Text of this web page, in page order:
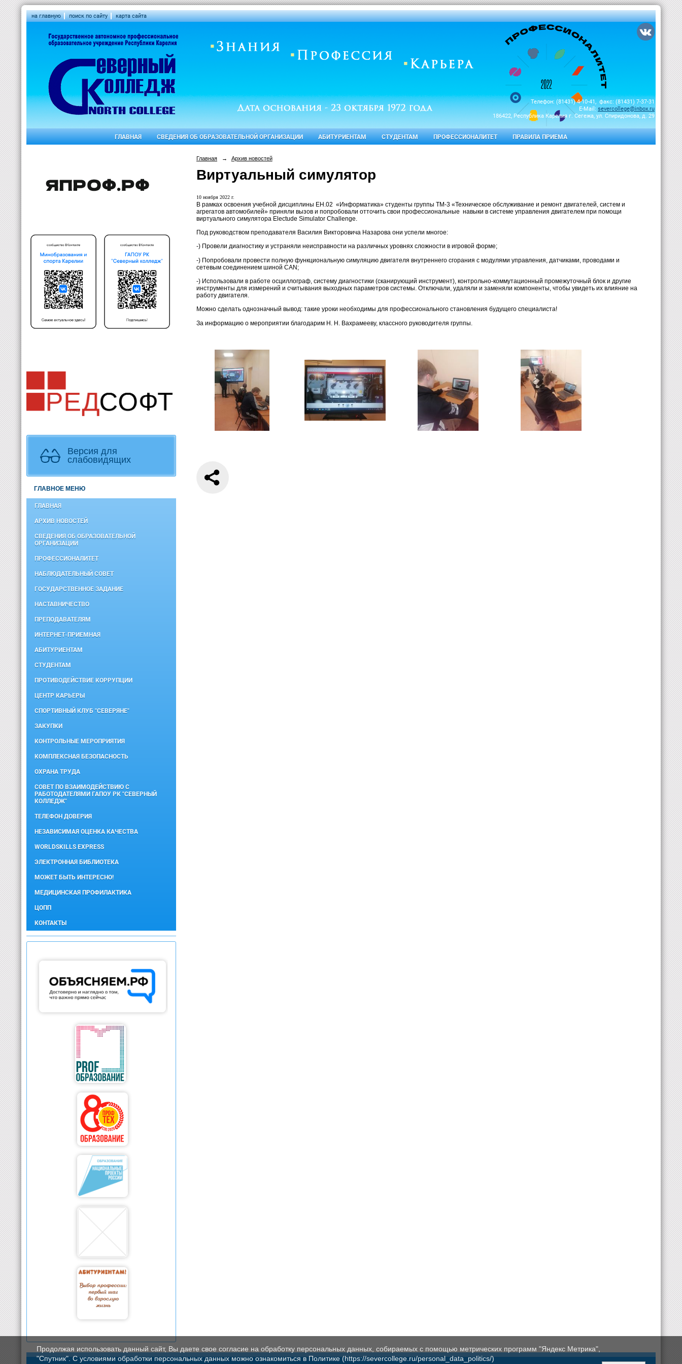
на главную поиск по сайту карта сайта
Телефон: (81431) 4-10-41, факс: (81431) 7-37-31
E-Mail: severcollege@inbox.ru
186422, Республика Карелия г. Сегежа, ул. Спиридонова, д. 29
ГЛАВНАЯ СВЕДЕНИЯ ОБ ОБРАЗОВАТЕЛЬНОЙ ОРГАНИЗАЦИИ АБИТУРИЕНТАМ СТУДЕНТАМ ПРОФЕССИОНАЛИТЕТ ПРАВИЛА ПРИЕМА
Версия для
слабовидящих
ГЛАВНОЕ МЕНЮ
ГЛАВНАЯ
АРХИВ НОВОСТЕЙ
СВЕДЕНИЯ ОБ ОБРАЗОВАТЕЛЬНОЙ
ОРГАНИЗАЦИИ
ПРОФЕССИОНАЛИТЕТ
НАБЛЮДАТЕЛЬНЫЙ СОВЕТ
ГОСУДАРСТВЕННОЕ ЗАДАНИЕ
НАСТАВНИЧЕСТВО
ПРЕПОДАВАТЕЛЯМ
ИНТЕРНЕТ-ПРИЕМНАЯ
АБИТУРИЕНТАМ
СТУДЕНТАМ
ПРОТИВОДЕЙСТВИЕ КОРРУПЦИИ
ЦЕНТР КАРЬЕРЫ
СПОРТИВНЫЙ КЛУБ "СЕВЕРЯНЕ"
ЗАКУПКИ
КОНТРОЛЬНЫЕ МЕРОПРИЯТИЯ
КОМПЛЕКСНАЯ БЕЗОПАСНОСТЬ
ОХРАНА ТРУДА
СОВЕТ ПО ВЗАИМОДЕЙСТВИЮ С
РАБОТОДАТЕЛЯМИ ГАПОУ РК "СЕВЕРНЫЙ
КОЛЛЕДЖ"
ТЕЛЕФОН ДОВЕРИЯ
НЕЗАВИСИМАЯ ОЦЕНКА КАЧЕСТВА
WORLDSKILLS EXPRESS
ЭЛЕКТРОННАЯ БИБЛИОТЕКА
МОЖЕТ БЫТЬ ИНТЕРЕСНО!
МЕДИЦИНСКАЯ ПРОФИЛАКТИКА
ЦОПП
КОНТАКТЫ
Главная → Архив новостей
Виртуальный симулятор
10 ноября 2022 г.
В рамках освоения учебной дисциплины ЕН.02 «Информатика» студенты группы ТМ-3 «Техническое обслуживание и ремонт двигателей, систем и
агрегатов автомобилей» приняли вызов и попробовали отточить свои профессиональные навыки в системе управления двигателем при помощи
виртуального симулятора Electude Simulator Challenge.
Под руководством преподавателя Василия Викторовича Назарова они успели многое:
-) Провели диагностику и устраняли неисправности на различных уровнях сложности в игровой форме;
-) Попробовали провести полную функциональную симуляцию двигателя внутреннего сгорания с модулями управления, датчиками, проводами и
сетевым соединением шиной CAN;
-) Использовали в работе осциллограф, систему диагностики (сканирующий инструмент), контрольно-коммутационный промежуточный блок и другие
инструменты для измерений и считывания выходных параметров системы. Отключали, удаляли и заменяли компоненты, чтобы увидеть их влияние на
работу двигателя.
Можно сделать однозначный вывод: такие уроки необходимы для профессионального становления будущего специалиста!
За информацию о мероприятии благодарим Н. Н. Вахрамееву, классного руководителя группы.
Продолжая использовать данный сайт, Вы даете свое согласие на обработку персональных данных, собираемых с помощью метрических программ "Яндекс Метрика",
"Спутник". С условиями обработки персональных данных можно ознакомиться в Политике (https://severcollege.ru/personal_data_politics/)